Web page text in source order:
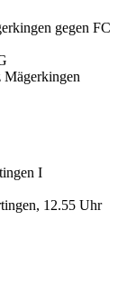
gegen FC
I
12.55 Uhr